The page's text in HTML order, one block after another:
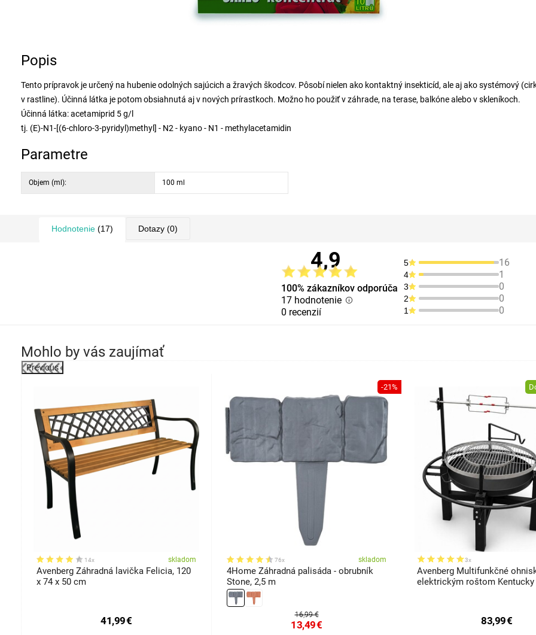
Popis
Tento prípravok je určený na hubenie odolných sajúcich a žravých škodcov. Pôsobí nielen ako kontaktný insekticíd, ale aj ako systémový
v rastline). Účinná látka je potom obsiahnutá aj v nových prírastkoch. Možno ho použiť v záhrade, na terase, balkóne alebo v skleníkoch.
Účinná látka: acetamiprid 5 g/l
tj. (E)-N1-[(6-chloro-3-pyridyl)methyl] - N2 - kyano - N1 - methylacetamidin
Parametre
Objem (ml): 100 ml
Hodnotenie (17) Dotazy (0)
4,9
100% zákazníkov odporúča
17 hodnotenie
0 recenzií
5 16
4 1
3 0
2 0
1 0
Mohlo by vás zaujímať
Previous
14x skladom
Avenberg Záhradná lavička Felicia, 120
x 74 x 50 cm
41,99€
-21%
76x skladom
4Home Záhradná palisáda - obrubník
Stone, 2,5 m
16,99 €
13,49€
3x
Avenberg Multifunkčné
elektrickým roštom Kentucky
83,99€